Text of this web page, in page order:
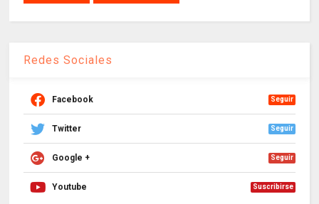
Redes Sociales
Facebook Seguir
Twitter Seguir
Google + Seguir
Youtube Suscribirse